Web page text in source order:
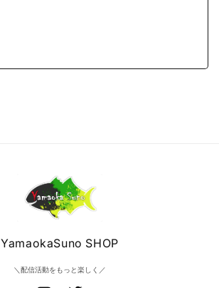
YamaokaSuno SHOP
＼配信活動をもっと楽しく／